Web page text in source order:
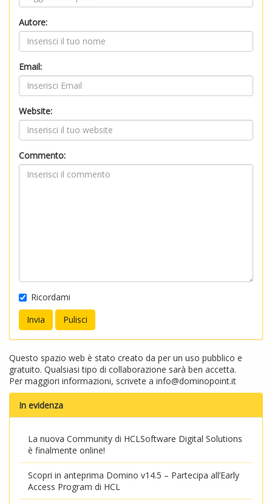
Autore:
Email:
Website:
Commento:
Ricordami
Questo spazio web è stato creato da per un uso pubblico e
gratuito. Qualsiasi tipo di collaborazione sarà ben accetta.
Per maggiori informazioni, scrivete a info@dominopoint.it
In evidenza
La nuova Community di HCLSoftware Digital Solutions
è finalmente online!
Scopri in anteprima Domino v14.5 – Partecipa all’Early
Access Program di HCL